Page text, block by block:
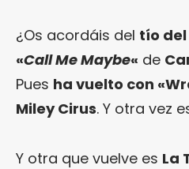
¿Os acordáis del tío
«Call Me Maybe« de
Pues ha vuelto con
Miley Cirus. Y otra vez
Y otra que vuelve es La